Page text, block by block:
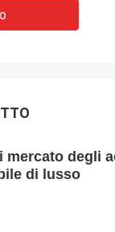
mercato degli
di lusso